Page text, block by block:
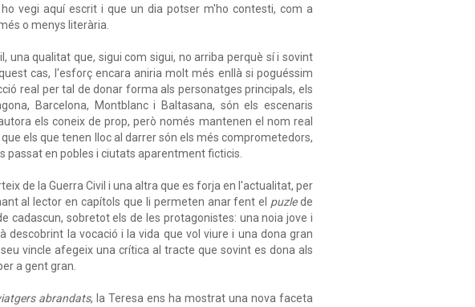
vegi aquí escrit i que un dia potser m'ho contesti, com a
o menys literària.
una qualitat que, sigui com sigui, no arriba perquè sí i sovint
cas, l'esforç encara aniria molt més enllà si poguéssim
real per tal de donar forma als personatges principals, els
Barcelona, Montblanc i Baltasana, són els escenaris
els coneix de prop, però només mantenen el nom real
els que tenen lloc al darrer són els més comprometedors,
passat en pobles i ciutats aparentment ficticis.
de la Guerra Civil i una altra que es forja en l'actualitat, per
al lector en capítols que li permeten anar fent el puzlede
cadascun, sobretot els de les protagonistes: una noia jove i
la vocació i la vida que vol viure i una dona gran
vincle afegeix una crítica al tracte que sovint es dona als
a gent gran.
abrandats, la Teresa ens ha mostrat una nova faceta